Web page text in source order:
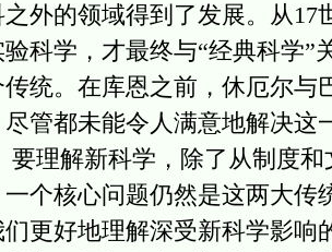
外的领域得到了发展。从17
验科学，才最终与“经典科学
统。在库恩之前，休厄尔与
尽管都未能令人满意地解决
解新科学，除了从制度和
个核心问题仍然是这两大传
更好地理解深受新科学影响